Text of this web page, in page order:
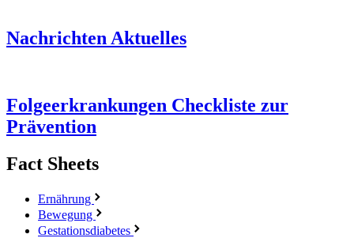
Nachrichten Aktuelles
Folgeerkrankungen Checkliste zur
Prävention
Fact Sheets
Ernährung
Bewegung
Gestationsdiabetes